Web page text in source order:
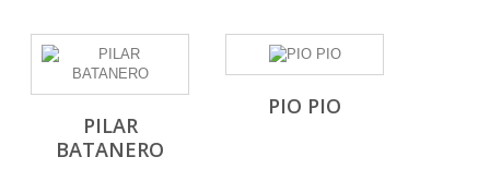
PILAR
BATANERO
PIO PIO